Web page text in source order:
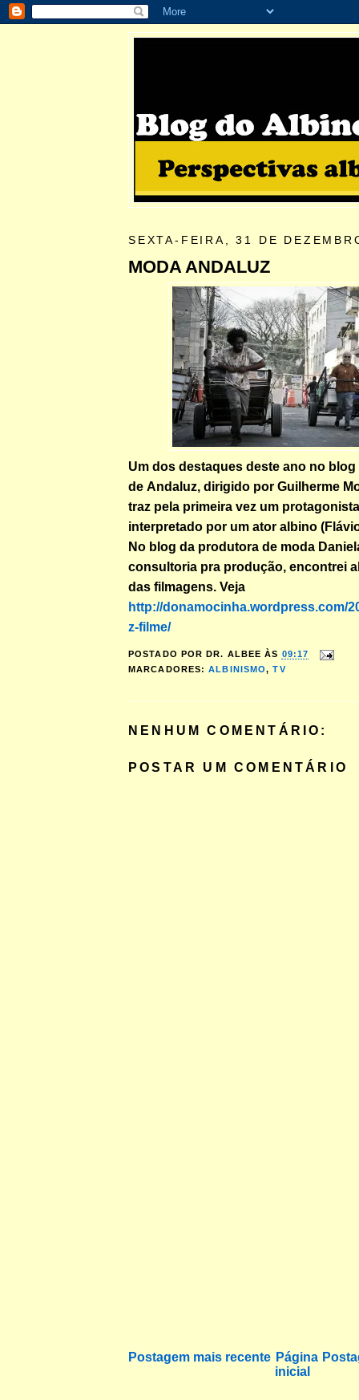
SEXTA-FEIRA, 31 DE
MODA ANDALUZ
Um dos destaques deste ano no
de Andaluz, dirigido por Guilherme
traz pela primeira vez um
interpretado por um ator albino
No blog da produtora de moda
consultoria pra produção, encontrei
das filmagens. Veja
http://donamocinha.wordpress.com/
z-filme/
POSTADO POR DR. ALBEE ÀS 09:17
MARCADORES:ALBINISMO,TV
NENHUM COMENTÁRIO:
POSTAR UM COMENTÁRIO
Postagem mais recente Página
inicial